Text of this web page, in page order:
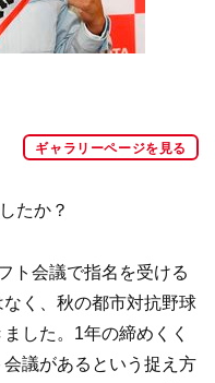
ギャラリーページを見る
たか？
ト会議で指名を受ける
く、秋の都市対抗野球
した。1年の締めくく
議があるという捉え方